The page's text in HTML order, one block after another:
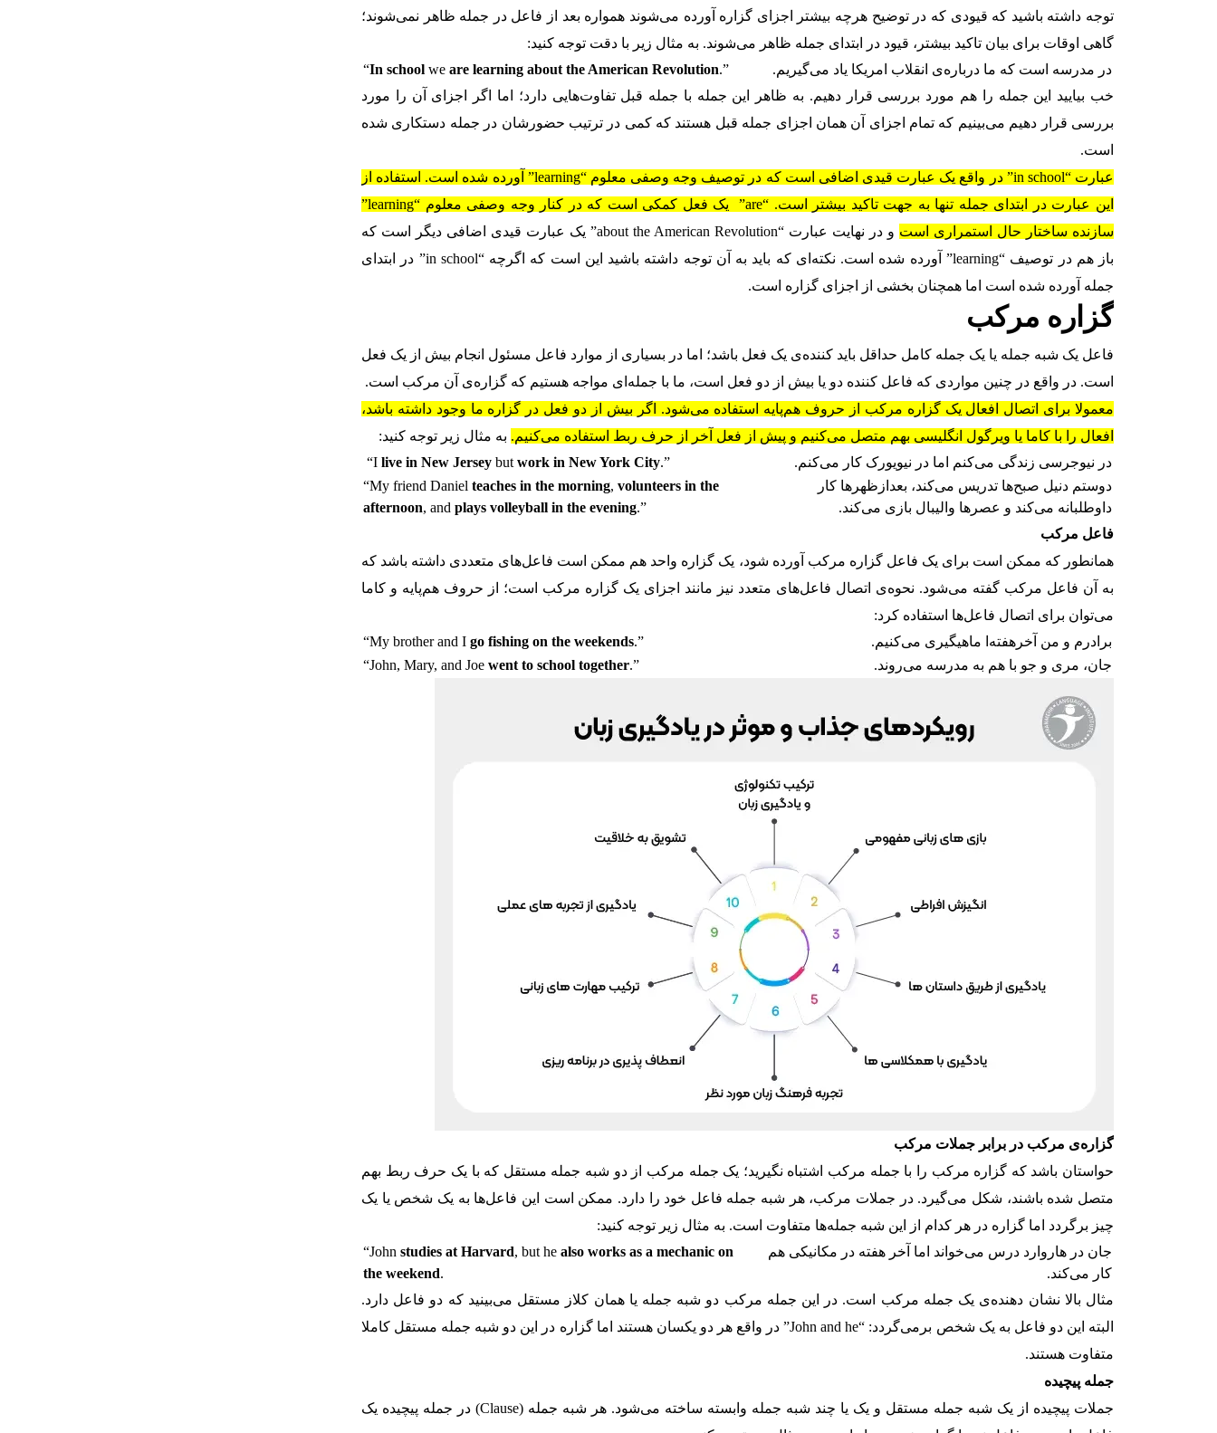
توجه داشته باشید که قیودی که در توضیح هرچه بیشتر اجزای گزاره آورده می‌شوند همواره بعد از فاعل در جمله ظاهر نمی‌شوند؛
گاهی اوقات برای بیان تاکید بیشتر، قیود در ابتدای جمله ظاهر می‌شوند. به مثال زیر با دقت توجه کنید:
در مدرسه است که ما درباره‌ی انقلاب امریکا یاد می‌گیریم.
“In school we are learning about the American Revolution.”
خب بیایید این جمله را هم مورد بررسی قرار دهیم. به ظاهر این جمله با جمله قبل تفاوت‌هایی دارد؛ اما اگر اجزای آن را مورد
بررسی قرار دهیم می‌بینیم که تمام اجزای آن همان اجزای جمله قبل هستند که کمی در ترتیب حضورشان در جمله دستکاری شده
است.
عبارت “in school” در واقع یک عبارت قیدی اضافی است که در توصیف وجه وصفی معلوم “learning” آورده شده است. استفاده از
این عبارت در ابتدای جمله تنها به جهت تاکید بیشتر است. “are” یک فعل کمکی است که در کنار وجه وصفی معلوم “learning”
سازنده ساختار حال استمراری است
و در نهایت عبارت “about the American Revolution” یک عبارت قیدی اضافی دیگر است که
باز هم در توصیف “learning” آورده شده است. نکته‌ای که باید به آن توجه داشته باشید این است که اگرچه “in school” در ابتدای
جمله آورده شده است اما همچنان بخشی از اجزای گزاره است.
گزاره‌ مرکب
فاعل یک شبه جمله یا یک جمله کامل حداقل باید کننده‌ی یک فعل باشد؛ اما در بسیاری از موارد فاعل مسئول انجام بیش از یک فعل
است. در واقع در چنین مواردی که فاعل کننده دو یا بیش از دو فعل است، ما با جمله‌ای مواجه هستیم که گزاره‌ی آن مرکب است.
معمولا برای اتصال افعال یک گزاره مرکب از حروف هم‌پایه استفاده می‌شود. اگر بیش از دو فعل در گزاره ما وجود داشته باشد،
افعال را با کاما یا ویرگول انگلیسی بهم متصل می‌کنیم و پیش از فعل آخر از حرف ربط استفاده می‌کنیم. به مثال زیر توجه کنید:
در نیوجرسی زندگی می‌کنم اما در نیویورک کار می‌کنم.
“I live in New Jersey but work in New York City.”
دوستم دنیل صبح‌ها تدریس می‌کند، بعدازظهرها کار
داوطلبانه می‌کند و عصرها والیبال بازی می‌کند.
“My friend Daniel teaches in the morning, volunteers in the
afternoon, and plays volleyball in the evening.”
فاعل‌ مرکب
همانطور که ممکن است برای یک فاعل گزاره مرکب آورده شود، یک گزاره واحد هم ممکن است فاعل‌های متعددی داشته باشد که
به آن فاعل مرکب گفته می‌شود. نحوه‌ی اتصال فاعل‌های متعدد نیز مانند اجزای یک گزاره مرکب است؛ از حروف هم‌پایه و کاما
می‌توان برای اتصال فاعل‌ها استفاده کرد:
برادرم و من آخرهفته‌ا ماهیگیری می‌کنیم.
“My brother and I go fishing on the weekends.”
جان، مری و جو با هم به مدرسه می‌روند.
“John, Mary, and Joe went to school together.”
گزاره‌ی مرکب در برابر جملات مرکب
حواستان باشد که گزاره مرکب را با جمله مرکب اشتباه نگیرید؛ یک جمله مرکب از دو شبه جمله مستقل که با یک حرف ربط بهم
متصل شده باشند، شکل می‌گیرد. در جملات مرکب، هر شبه جمله فاعل خود را دارد. ممکن است این فاعل‌ها به یک شخص یا یک
چیز برگردد اما گزاره در هر کدام از این شبه جمله‌ها متفاوت است. به مثال زیر توجه کنید:
جان در هاروارد درس می‌خواند اما آخر هفته در مکانیکی هم
کار می‌کند.
“John studies at Harvard, but he also works as a mechanic on
the weekend.
مثال بالا نشان دهنده‌ی یک جمله مرکب است. در این جمله مرکب دو شبه جمله یا همان کلاز مستقل می‌بینید که دو فاعل دارد.
البته این دو فاعل به یک شخص برمی‌گردد: “John and he” در واقع هر دو یکسان هستند اما گزاره در این دو شبه جمله مستقل کاملا
متفاوت هستند.
جمله پیچیده
جملات پیچیده از یک شبه جمله مستقل و یک یا چند شبه جمله وابسته ساخته می‌شود. هر شبه جمله (Clause) در جمله پیچیده یک